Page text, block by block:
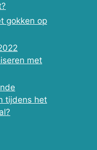
gokken op
met
tijdens het